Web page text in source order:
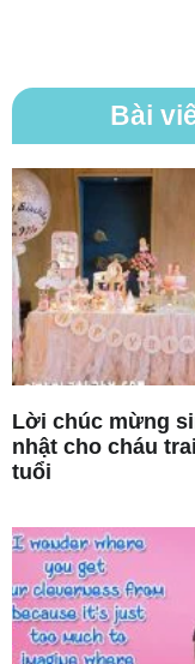
Bài
Lời chúc mừng
nhật cho cháu
tuổi